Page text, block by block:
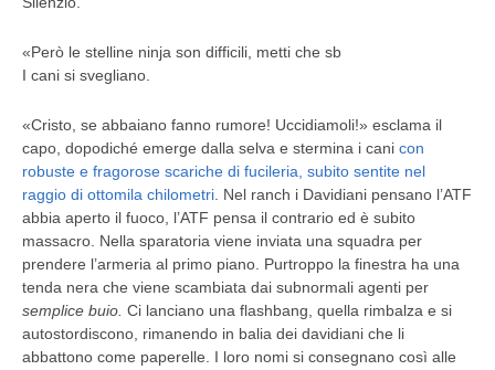
«Però le stelline ninja son difficili, metti che sb
I cani si svegliano.
«Cristo, se abbaiano fanno rumore! Uccidiamoli!» esclama il
capo, dopodiché emerge dalla selva e stermina i cani con
robuste e fragorose scariche di fucileria, subito sentite nel
raggio di ottomila chilometri. Nel ranch i Davidiani pensano l’ATF
abbia aperto il fuoco, l’ATF pensa il contrario ed è subito
massacro. Nella sparatoria viene inviata una squadra per
prendere l’armeria al primo piano. Purtroppo la finestra ha una
tenda nera che viene scambiata dai subnormali agenti per
semplice buio. Ci lanciano una flashbang, quella rimbalza e si
autostordiscono, rimanendo in balia dei davidiani che li
abbattono come paperelle. I loro nomi si consegnano così alle